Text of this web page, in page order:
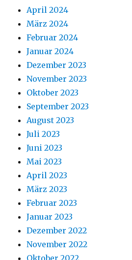
April 2024
März 2024
Februar 2024
Januar 2024
Dezember 2023
November 2023
Oktober 2023
September 2023
August 2023
Juli 2023
Juni 2023
Mai 2023
April 2023
März 2023
Februar 2023
Januar 2023
Dezember 2022
November 2022